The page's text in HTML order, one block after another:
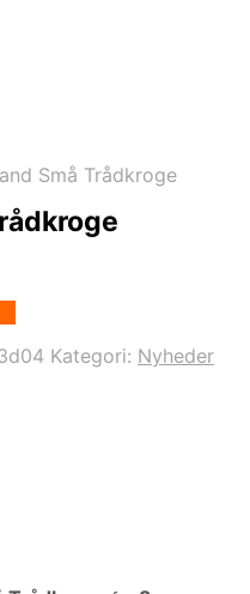
Små Trådkroge
Kategori: Nyheder